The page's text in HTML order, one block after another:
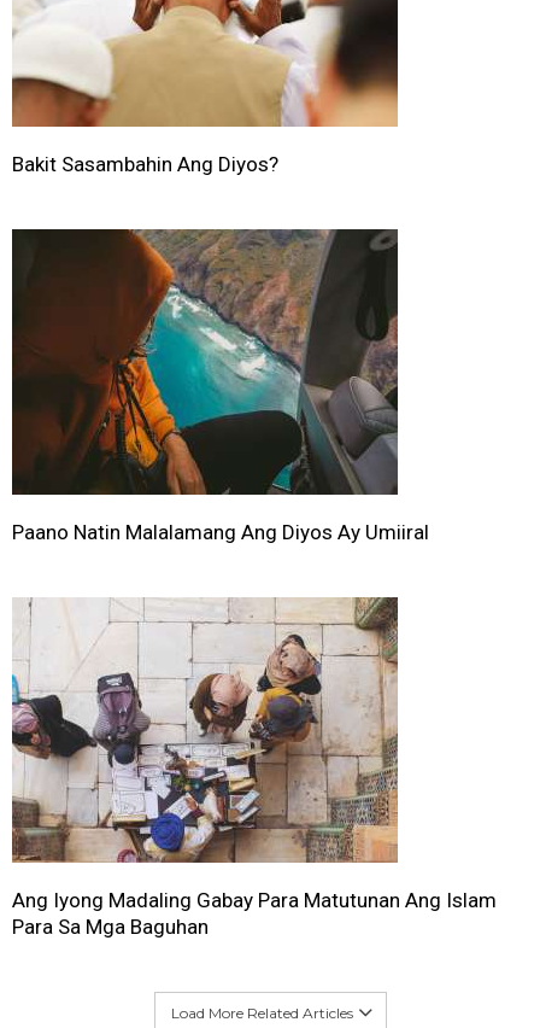
Bakit Sasambahin Ang Diyos?
Paano Natin Malalamang Ang Diyos Ay Umiiral
Ang Iyong Madaling Gabay Para Matutunan Ang Islam
Para Sa Mga Baguhan
Load More Related Articles